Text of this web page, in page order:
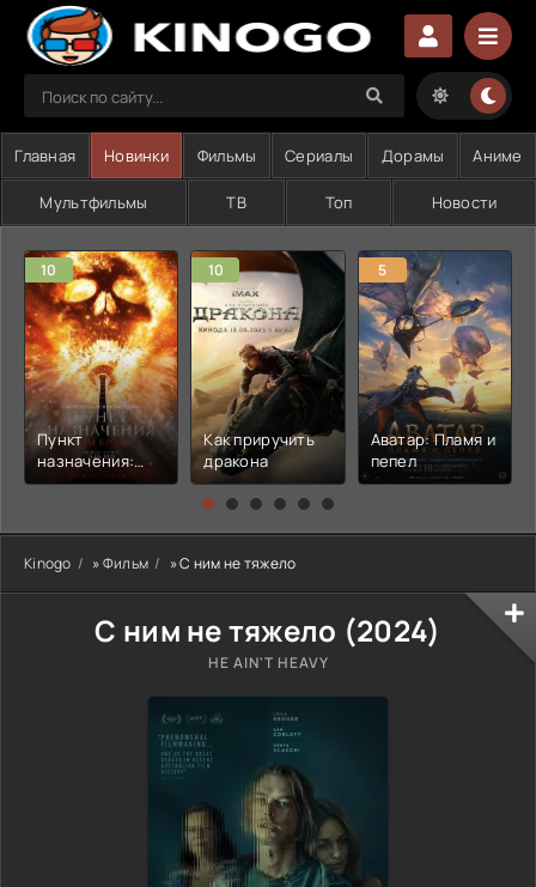
Главная Новинки Фильмы Сериалы Дорамы Аниме
Мультфильмы ТВ Топ Новости
10
Пункт
назначения:
Узы крови
10
Как приручить
дракона
5
Аватар: Пламя и
пепел
Kinogo »Фильм » С ним не тяжело
С ним не тяжело (2024)
HE AIN'T HEAVY